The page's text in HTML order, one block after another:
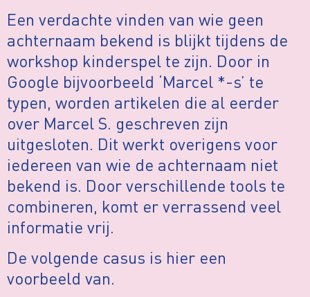
Een verdachte vinden van wie geen
achternaam bekend is blijkt tijdens de
workshop kinderspel te zijn. Door in
Google bijvoorbeeld ‘Marcel *-s’ te
typen, worden artikelen die al eerder
over Marcel S. geschreven zijn
uitgesloten. Dit werkt overigens voor
iedereen van wie de achternaam niet
bekend is. Door verschillende tools te
combineren, komt er verrassend veel
informatie vrij.
De volgende casus is hier een
voorbeeld van.